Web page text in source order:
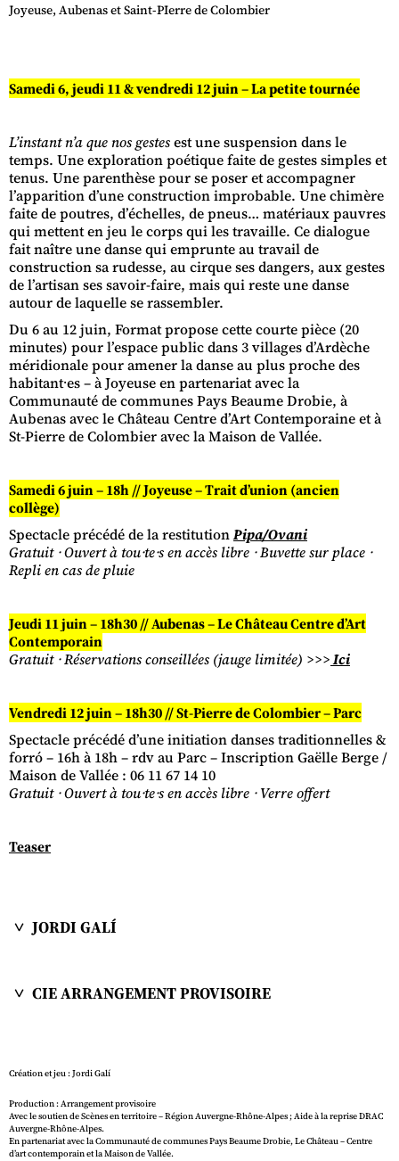
Joyeuse, Aubenas et Saint-PIerre de Colombier
Samedi 6, jeudi 11 & vendredi 12 juin – La petite tournée
L’instant n’a que nos gestesest une suspension dans le
temps. Une exploration poétique faite de gestes simples et
tenus. Une parenthèse pour se poser et accompagner
l’apparition d’une construction improbable. Une chimère
faite de poutres, d’échelles, de pneus… matériaux pauvres
qui mettent en jeu le corps qui les travaille. Ce dialogue
fait naître une danse qui emprunte au travail de
construction sa rudesse, au cirque ses dangers, aux gestes
de l’artisan ses savoir-faire, mais qui reste une danse
autour de laquelle se rassembler.
Du 6 au 12 juin, Format propose cette courte pièce (20
minutes) pour l’espace public dans 3 villages d’Ardèche
méridionale pour amener la danse au plus proche des
habitant⸱es – à Joyeuse en partenariat avec la
Communauté de communes Pays Beaume Drobie, à
Aubenas avec le Château Centre d’Art Contemporaine et à
St-Pierre de Colombier avec la Maison de Vallée.
Samedi 6 juin – 18h // Joyeuse – Trait d’union (ancien
collège)
Spectacle précédé de la restitutionPipa/Ovani
Gratuit ⸱ Ouvert à tou⸱te⸱s en accès libre ⸱ Buvette sur place ⸱
Repli en cas de pluie
Jeudi 11 juin – 18h30 // Aubenas – Le Château Centre d’Art
Contemporain
Gratuit ⸱ Réservations conseillées (jauge limitée) >>>Ici
Vendredi 12 juin – 18h30 // St-Pierre de Colombier – Parc
Spectacle précédé d’une initiation danses traditionnelles &
forró – 16h à 18h – rdv au Parc – Inscription Gaëlle Berge /
Maison de Vallée : 06 11 67 14 10
Gratuit ⸱ Ouvert à tou⸱te⸱s en accès libre ⸱ Verre offert
Teaser
JORDI GALÍ
CIE ARRANGEMENT PROVISOIRE
Création et jeu : Jordi Galí
Production : Arrangement provisoire
Avec le soutien de Scènes en territoire – Région Auvergne-Rhône-Alpes ; Aide à la reprise DRAC
Auvergne-Rhône-Alpes.
En partenariat avec la Communauté de communes Pays Beaume Drobie, Le Château – Centre
d’art contemporain et la Maison de Vallée.